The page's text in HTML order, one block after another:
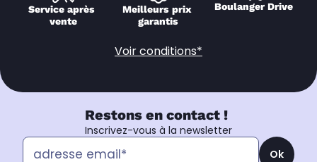
Service après
vente
Meilleurs prix
garantis
Boulanger Drive
Voir conditions*
Restons en contact !
Inscrivez-vous à la newsletter
Ok